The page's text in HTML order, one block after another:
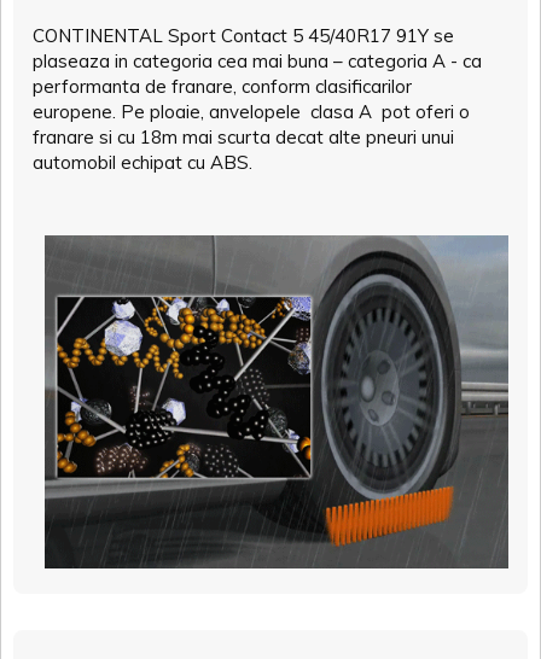
CONTINENTAL Sport Contact 5 45/40R17 91Y se
plaseaza in categoria cea mai buna – categoria A - ca
performanta de franare, conform clasificarilor
europene. Pe ploaie, anvelopele clasa A pot oferi o
franare si cu 18m mai scurta decat alte pneuri unui
automobil echipat cu ABS.